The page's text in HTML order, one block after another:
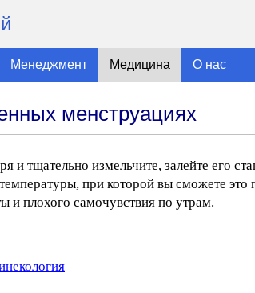
Менеджмент Медицина О нас
менструациях
и тщательно измельчите, залейте его
при которой вы сможете
и плохого самочувствия по утрам.